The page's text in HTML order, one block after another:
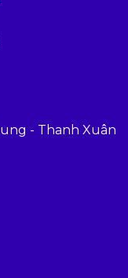
- Thanh Xuân